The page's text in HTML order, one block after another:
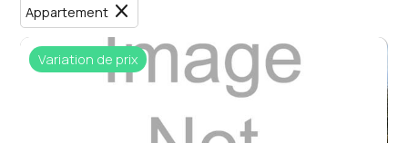
Appartement close
Variation de prix